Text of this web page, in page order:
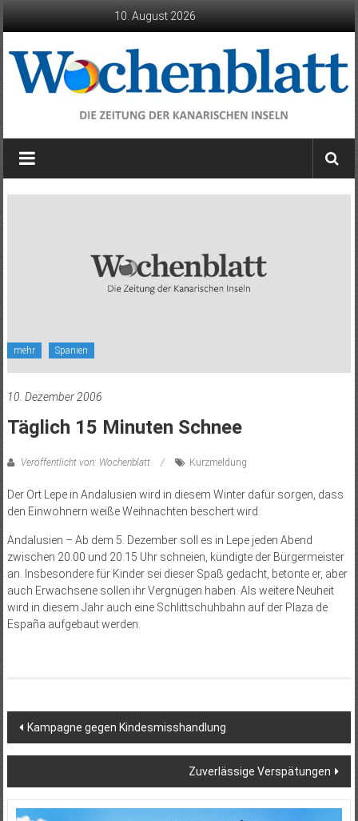
10. August 2026
Wochenblatt
die
mehr Spanien
10. Dezember 2006
Täglich 15 Minuten Schnee
Veröffentlicht von: Wochenblatt Kurzmeldung
Der Ort Lepe in Andalusien wird in diesem Winter dafür sorgen, dass
den Einwohnern weiße Weihnachten beschert wird.
Andalusien – Ab dem 5. Dezember soll es in Lepe jeden Abend
zwischen 20.00 und 20.15 Uhr schneien, kündigte der Bürgermeister
an. Insbesondere für Kinder sei dieser Spaß gedacht, betonte er, aber
auch Erwachsene sollen ihr Vergnügen haben. Als weitere Neuheit
wird in diesem Jahr auch eine Schlittschuhbahn auf der Plaza de
España aufgebaut werden.
Beitragsnavigation
Kampagne gegen Kindesmisshandlung
Zuverlässige Verspätungen